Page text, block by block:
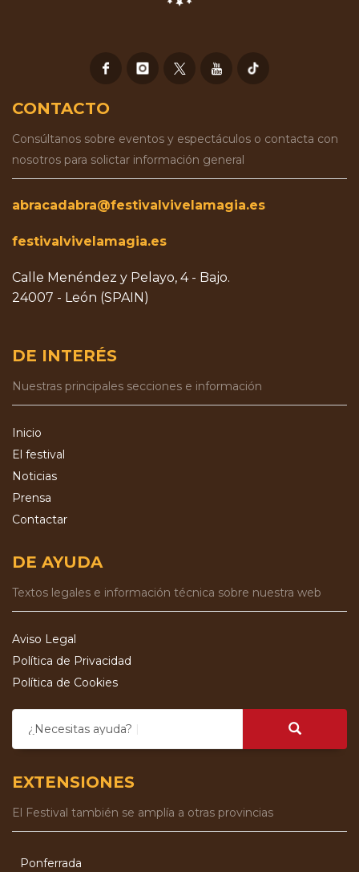
CONTACTO
Consúltanos sobre eventos y espectáculos o contacta con
nosotros para solictar información general
abracadabra@festivalvivelamagia.es
festivalvivelamagia.es
Calle Menéndez y Pelayo, 4 - Bajo.
24007 - León (SPAIN)
DE INTERÉS
Nuestras principales secciones e información
Inicio
El festival
Noticias
Prensa
Contactar
DE AYUDA
Textos legales e información técnica sobre nuestra web
Aviso Legal
Política de Privacidad
Política de Cookies
¿Necesitas ayuda?
EXTENSIONES
El Festival también se amplía a otras provincias
Ponferrada